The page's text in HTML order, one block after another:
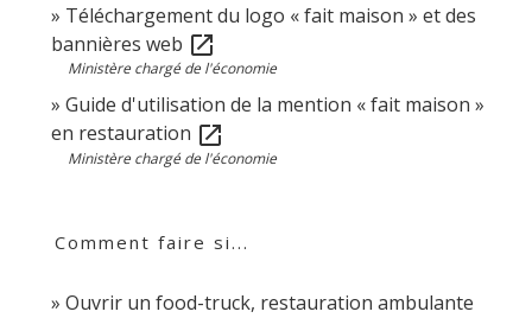
Téléchargement du logo « fait maison » et des
bannières web open_in_new
Ministère chargé de l'économie
Guide d'utilisation de la mention « fait maison »
en restauration open_in_new
Ministère chargé de l'économie
Comment faire si...
Ouvrir un food-truck, restauration ambulante